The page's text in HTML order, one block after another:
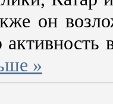
он
»